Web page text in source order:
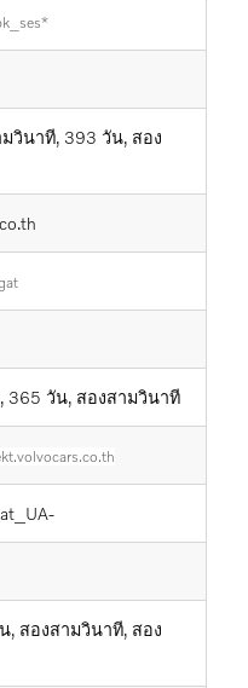
วินาที, 393 วัน, สอง
365 วัน, สองสามวินาที
, สองสามวินาที, สอง